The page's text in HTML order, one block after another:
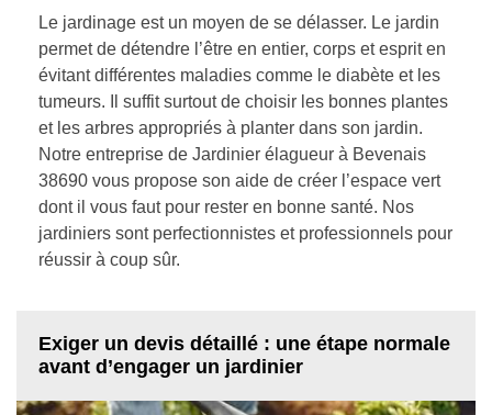
Le jardinage est un moyen de se délasser. Le jardin
permet de détendre l’être en entier, corps et esprit en
évitant différentes maladies comme le diabète et les
tumeurs. Il suffit surtout de choisir les bonnes plantes
et les arbres appropriés à planter dans son jardin.
Notre entreprise de Jardinier élagueur à Bevenais
38690 vous propose son aide de créer l’espace vert
dont il vous faut pour rester en bonne santé. Nos
jardiniers sont perfectionnistes et professionnels pour
réussir à coup sûr.
Exiger un devis détaillé : une étape normale
avant d’engager un jardinier